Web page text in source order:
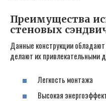
Преимущества
стеновых
Данные конструкции
делают их привлекательными
Легкость монтажа
Высокая